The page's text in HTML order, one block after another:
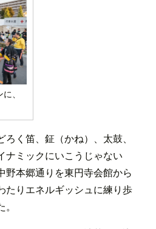
、
く笛、鉦（かね）、太鼓、
ナミックにいこうじゃない
本郷通りを東円寺会館から
たりエネルギッシュに練り歩